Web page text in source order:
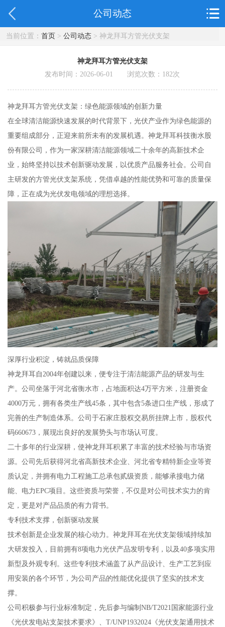
公司动态
当前位置： 首页> 公司动态> 神龙拜耳方管光伏支架
神龙拜耳方管光伏支架
发布时间：2026-06-01 浏览次数： 182次
神龙拜耳方管光伏支架：绿色能源领域的创新力量
在全球清洁能源快速发展的时代背景下，光伏产业作为绿色能源的
重要组成部分，正迎来前所未有的发展机遇。神龙拜耳科技衡水股
份有限公司，作为一家深耕清洁能源领域二十余年的高新技术企
业，始终坚持以技术创新驱动发展，以优质产品服务社会。公司自
主研发的方管光伏支架系统，凭借卓越的性能优势和可靠的质量保
障，正在成为光伏发电领域的理想选择。
深厚行业积淀，铸就品质保障
神龙拜耳自2004年创建以来，便专注于清洁能源产品的研发与生
产。公司坐落于河北省衡水市，占地面积达4万平方米，注册资金
4000万元，拥有各类生产线45条，其中包含5条进口生产线，形成了
完善的生产制造体系。公司于石家庄股权交易所挂牌上市，股权代
码660673，展现出良好的发展势头与市场认可度。
二十多年的行业深耕，使神龙拜耳积累了丰富的技术经验与市场资
源。公司先后获得河北省高新技术企业、河北省专精特新企业等资
质认定，并拥有电力工程施工总承包贰级资质，能够承接电力储
能、电力EPC项目。这些资质与荣誉，不仅是对公司技术实力的肯
定，更是对产品品质的有力背书。
专利技术支撑，创新驱动发展
技术创新是企业发展的核心动力。神龙拜耳在光伏支架领域持续加
大研发投入，目前拥有8项电力光伏产品发明专利，以及40多项实用
新型及外观专利。这些专利技术涵盖了从产品设计、生产工艺到应
用安装的各个环节，为公司产品的性能优化提供了坚实的技术支
撑。
公司积极参与行业标准制定，先后参与编制NB/T2021国家能源行业
《光伏发电站支架技术要求》、T/UNP1932024《光伏支架通用技术